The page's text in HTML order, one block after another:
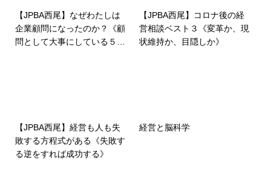
【JPBA西尾】なぜわたしは
企業顧問になったのか？《顧
問として大事にしている５つ
【JPBA西尾】コロナ後の経
営相談ベスト３《変革か、現
状維持か、目隠しか》
【JPBA西尾】経営も人も失
敗する方程式がある《失敗す
る逆をすれば成功する》
経営と脳科学